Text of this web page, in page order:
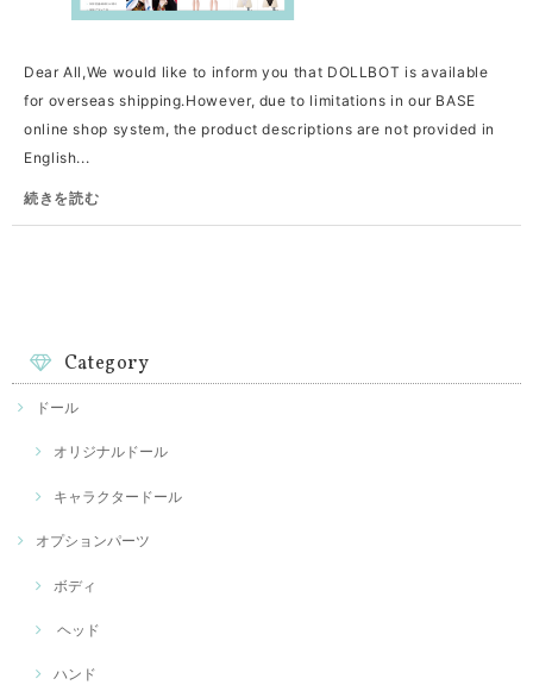
Dear All,We would like to inform you that DOLLBOT is available
for overseas shipping.However, due to limitations in our BASE
online shop system, the product descriptions are not provided in
English...
続きを読む
Category
ドール
オリジナルドール
キャラクタードール
オプションパーツ
ボディ
ヘッド
ハンド